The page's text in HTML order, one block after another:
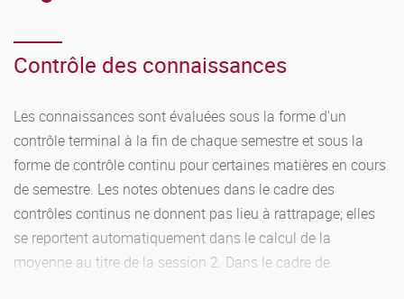
Contrôle des connaissances
Les connaissances sont évaluées sous la forme d'un
contrôle terminal à la fin de chaque semestre et sous la
forme de contrôle continu pour certaines matières en cours
de semestre. Les notes obtenues dans le cadre des
contrôles continus ne donnent pas lieu à rattrapage; elles
se reportent automatiquement dans le calcul de la
moyenne au titre de la session 2. Dans le cadre de